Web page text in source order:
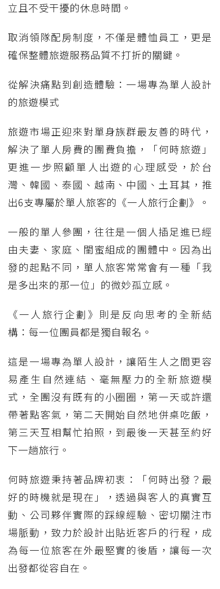
立且不受干擾的休息時間。
取消領隊配房制度，不僅是體恤員工，更是
確保整體旅遊服務品質不打折的關鍵。
從解決痛點到創造體驗：一場專為單人設計
的旅遊模式
旅遊市場正迎來對單身族群最友善的時代，
解決了單人房費的團費負擔，「何時旅遊」
更進一步照顧單人出遊的心理感受，於台
灣、韓國、泰國、越南、中國、土耳其，推
出6支專屬於單人旅客的《一人旅行企劃》。
一般的單人參團，往往是一個人插足進已經
由夫妻、家庭、閨蜜組成的團體中。因為出
發的起點不同，單人旅客常常會有一種「我
是多出來的那一位」的微妙孤立感。
《一人旅行企劃》則是反向思考的全新結
構：每一位團員都是獨自報名。
這是一場專為單人設計，讓陌生人之間更容
易產生自然連結、毫無壓力的全新旅遊模
式，全團沒有既有的小圈圈，第一天或許還
帶著點客氣，第二天開始自然地併桌吃飯，
第三天互相幫忙拍照，到最後一天甚至約好
下一趟旅行。
何時旅遊秉持著品牌初衷：「何時出發？最
好的時機就是現在」，透過與客人的真實互
動、公司夥伴實際的踩線經驗、密切關注市
場脈動，致力於設計出貼近客戶的行程，成
為每一位旅客在外最堅實的後盾，讓每一次
出發都從容自在。